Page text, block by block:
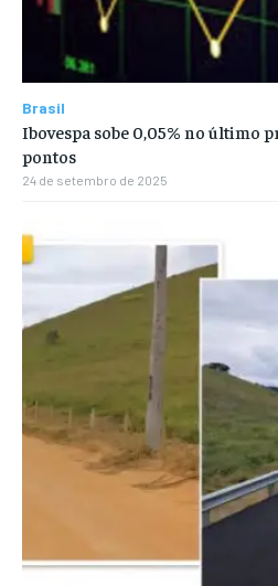
Brasil
Ibovespa sobe 0,05% no último
pontos
24 de setembro de 2025